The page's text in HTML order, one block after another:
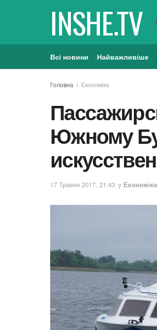
INSHE.TV
Всі новини Найважливіше
Головна Економіка
Южному
17 Травня 2017, 21:43 у Економіка